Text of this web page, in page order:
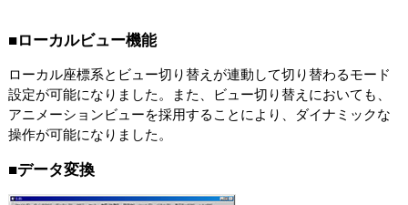
■ローカルビュー機能
ローカル座標系とビュー切り替えが連動して切り替わるモード
設定が可能になりました。また、ビュー切り替えにおいても、
アニメーションビューを採用することにより、ダイナミックな
操作が可能になりました。
■データ変換